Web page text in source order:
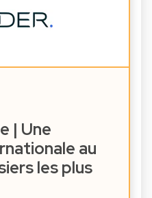
| Une
au
les plus